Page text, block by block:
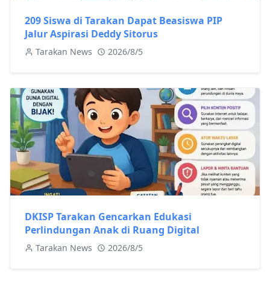
209 Siswa di Tarakan Dapat Beasiswa PIP
Jalur Aspirasi Deddy Sitorus
Tarakan News 2026/8/5
DKISP Tarakan Gencarkan Edukasi
Perlindungan Anak di Ruang Digital
Tarakan News 2026/8/5